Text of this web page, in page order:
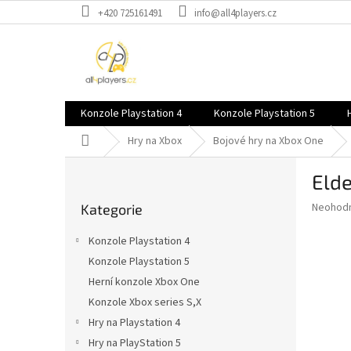
na
+420 725161491 info@all4players.cz
Konzole Playstation 4 Konzole Playstation 5
Domů Hry na Xbox Bojové hry na Xbox One
kategorie
Kategorie
Konzole Playstation 4
Konzole Playstation 5
Herní konzole Xbox One
Konzole Xbox series S,X
Hry na Playstation 4
Hry na PlayStation 5